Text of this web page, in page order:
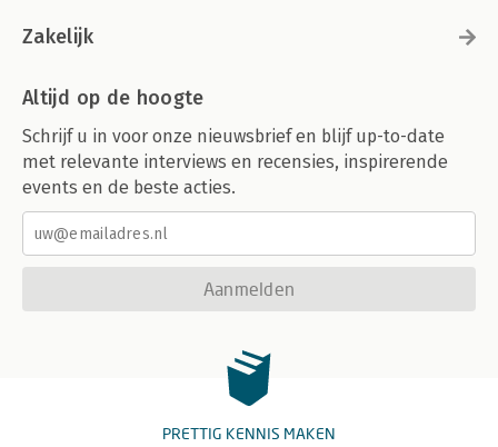
Zakelijk
Altijd op de hoogte
Schrijf u in voor onze nieuwsbrief en blijf up-to-date
met relevante interviews en recensies, inspirerende
events en de beste acties.
Aanmelden
PRETTIG KENNIS MAKEN